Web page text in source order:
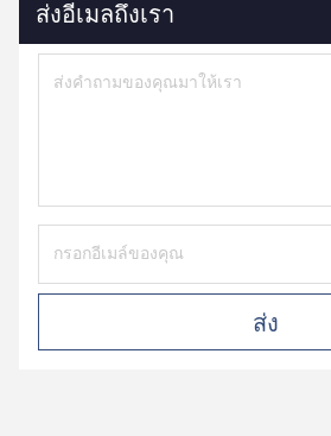
ส่งอีเมลถึงเรา
ส่ง